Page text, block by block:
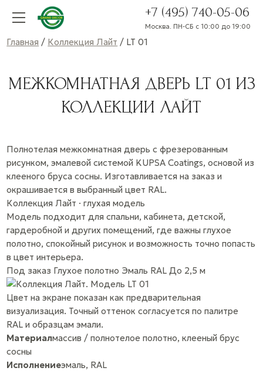
+7 (495) 740-05-06
Москва. ПН-СБ с 10:00 до 19:00
Главная / Коллекция Лайт / LT 01
МЕЖКОМНАТНАЯ ДВЕРЬ LT 01 ИЗ
КОЛЛЕКЦИИ ЛАЙТ
Полнотелая межкомнатная дверь с фрезерованным
рисунком, эмалевой системой KUPSA Coatings, основой из
клееного бруса сосны. Изготавливается на заказ и
окрашивается в выбранный цвет RAL.
Коллекция Лайт · глухая модель
Модель подходит для спальни, кабинета, детской,
гардеробной и других помещений, где важны глухое
полотно, спокойный рисунок и возможность точно попасть
в цвет интерьера.
Под заказ Глухое полотно Эмаль RAL До 2,5 м
Цвет на экране показан как предварительная
визуализация. Точный оттенок согласуется по палитре
RAL и образцам эмали.
Материалмассив / полнотелое полотно, клееный брус
сосны
Исполнениеэмаль, RAL